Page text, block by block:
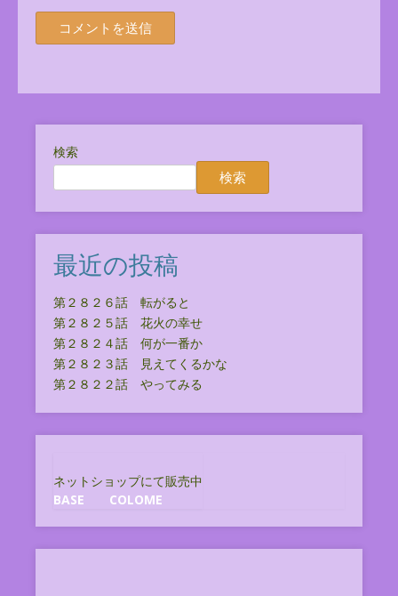
検索
検索
最近の投稿
第２８２６話 転がると
第２８２５話 花火の幸せ
第２８２４話 何が一番か
第２８２３話 見えてくるかな
第２８２２話 やってみる
ネットショップにて販売中
BASE
COLOME